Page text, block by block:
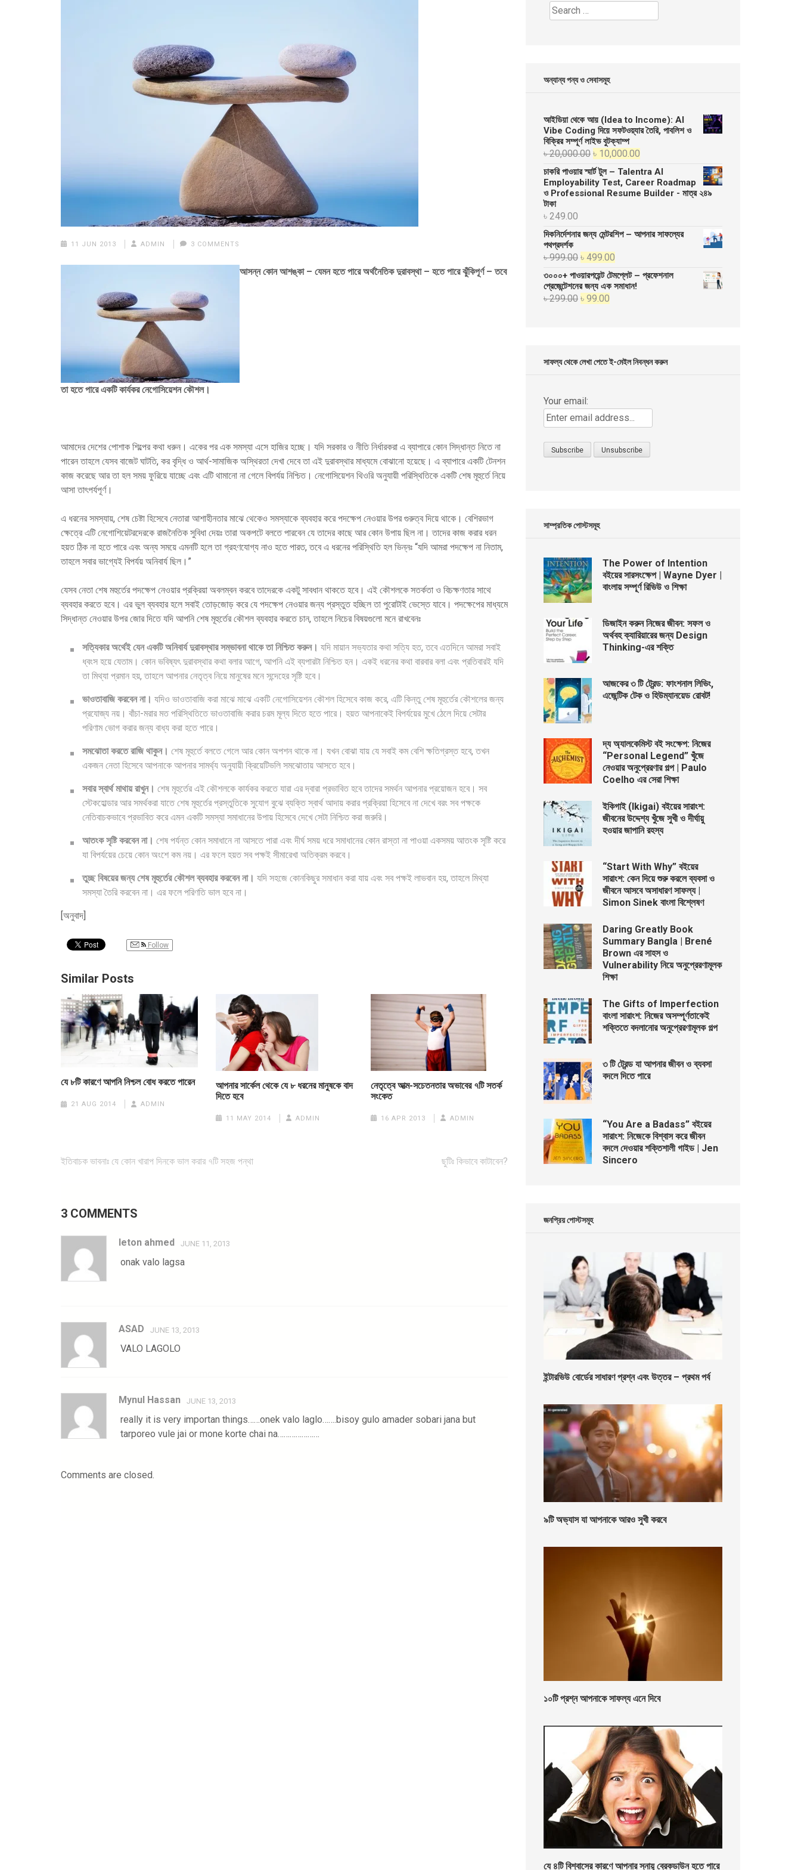
11 JUN 2013 ADMIN 3 COMMENTS
আসন্ন কোন আশঙ্কা – যেমন হতে পারে অর্থনৈতিক দুরাবস্থা – হতে পারে ঝুঁকিপূর্ণ – তবে
তা হতে পারে একটি কার্যকর নেগোসিয়েশন কৌশল।
আমাদের দেশের পোশাক শিল্পের কথা ধরুন। একের পর এক সমস্যা এসে হাজির হচ্ছে। যদি সরকার ও নীতি নির্ধারকরা এ ব্যাপারে কোন সিদ্ধান্ত নিতে না
পারেন তাহলে যেসব বাজেট ঘাটতি, কর বৃদ্ধি ও আর্থ-সামাজিক অস্থিরতা দেখা দেবে তা এই দুরাবস্থার মাধ্যমে বোঝানো হয়েছে। এ ব্যাপারে একটি টেনশন
কাজ করেছে আর তা হল সময় ফুরিয়ে যাচ্ছে এবং এটি থামানো না গেলে বিপর্যয় নিশ্চিত। নেগোসিয়েশন থিওরি অনুযায়ী পরিস্থিতিকে একটি শেষ মূহুর্তে নিয়ে
আসা তাৎপর্যপূর্ণ।
এ ধরনের সমস্যায়, শেষ চেষ্টা হিসেবে নেতারা আশাহীনতার মাঝে থেকেও সমস্যাকে ব্যবহার করে পদক্ষেপ নেওয়ার উপর গুরুত্ব দিয়ে থাকে। বেশিরভাগ
ক্ষেত্রে এটি নেগোশিয়েটরদেরকে রাজনৈতিক সুবিধা দেয়ঃ তারা অকপটে বলতে পারবেন যে তাদের কাছে আর কোন উপায় ছিল না। তাদের কাজ করার ধরন
হয়ত ঠিক না হতে পারে এবং অন্য সময়ে এমনটি হলে তা গ্রহণযোগ্য নাও হতে পারত, তবে এ ধরনের পরিস্থিতি হল ভিন্নঃ “যদি আমরা পদক্ষেপ না নিতাম,
তাহলে সবার ভাগ্যেই বিপর্যয় অনিবার্য ছিল।”
যেসব নেতা শেষ মহুর্তের পদক্ষেপ নেওয়ার প্রক্রিয়া অবলম্বন করবে তাদেরকে একটু সাবধান থাকতে হবে। এই কৌশলকে সতর্কতা ও বিচক্ষণতার সাথে
ব্যবহার করতে হবে। এর ভুল ব্যবহার হলে সবাই তোড়জোড় করে যে পদক্ষেপ নেওয়ার জন্য প্রস্তুত হচ্ছিল তা পুরোটাই ভেস্তে যাবে। পদক্ষেপের মাধ্যমে
সিদ্ধান্ত নেওয়ার উপর জোর দিতে যদি আপনি শেষ মূহুর্তের কৌশল ব্যবহার করতে চান, তাহলে নিচের বিষয়গুলো মনে রাখবেনঃ
সত্যিকার অর্থেই যেন একটি অনিবার্য দুরাবস্থার সম্ভাবনা থাকে তা নিশ্চিত করুন। যদি মায়ান সভ্যতার কথা সত্যি হত, তবে এতদিনে আমরা সবাই
ধ্বংস হয়ে যেতাম। কোন ভবিষ্যৎ দুরাবস্থার কথা বলার আগে, আপনি এই ব্যপারটা নিশ্চিত হন। একই ধরনের কথা বারবার বলা এবং প্রতিবারই যদি
তা মিথ্যা প্রমান হয়, তাহলে আপনার নেতৃত্ব নিয়ে মানুষের মনে সন্দেহের সৃষ্টি হবে।
ভাওতাবাজি করবেন না। যদিও ভাওতাবাজি করা মাঝে মাঝে একটি নেগোসিয়েশন কৌশল হিসেবে কাজ করে, এটি কিন্তু শেষ মূহুর্তের কৌশলের জন্য
প্রযোজ্য নয়। বাঁচা-মরার মত পরিস্থিতিতে ভাওতাবাজি করার চরম মূল্য দিতে হতে পারে। হয়ত আপনাকেই বিপর্যয়ের মুখে ঠেলে দিয়ে সেটার
পরিণাম ভোগ করার জন্য বাধ্য করা হতে পারে।
সমঝোতা করতে রাজি থাকুন। শেষ মূহুর্তে বলতে গেলে আর কোন অপশন থাকে না। যখন বোঝা যায় যে সবাই কম বেশি ক্ষতিগ্রস্ত হবে, তখন
একজন নেতা হিসেবে আপনাকে আপনার সামর্থ্য অনুযায়ী ক্রিয়েটিভলি সমঝোতায় আসতে হবে।
সবার স্বার্থ মাথায় রাখুন। শেষ মূহুর্তের এই কৌশলকে কার্যকর করতে যারা এর দ্বারা প্রভাবিত হবে তাদের সমর্থন আপনার প্রয়োজন হবে। সব
স্টেকহোল্ডার আর সমর্থকরা যাতে শেষ মূহুর্তের প্রস্তুতিকে সুযোগ বুঝে ব্যক্তি স্বার্থ আদায় করার প্রক্রিয়া হিসেবে না দেখে বরং সব পক্ষকে
নেতিবাচকভাবে প্রভাবিত করে এমন একটি সমস্যা সমাধানের উপায় হিসেবে দেখে সেটা নিশ্চিত করা জরুরি।
আতংক সৃষ্টি করবেন না। শেষ পর্যন্ত কোন সমাধানে না আসতে পারা এবং দীর্ঘ সময় ধরে সমাধানের কোন রাস্তা না পাওয়া একসময় আতংক সৃষ্টি করে
যা বিপর্যয়ের চেয়ে কোন অংশে কম নয়। এর ফলে হয়ত সব পক্ষই সীমারেখা অতিক্রম করবে।
তুচ্ছ বিষয়ের জন্য শেষ মূহুর্তের কৌশল ব্যবহার করবেন না। যদি সহজে কোনকিছুর সমাধান করা যায় এবং সব পক্ষই লাভবান হয়, তাহলে মিথ্যা
সমস্যা তৈরি করবেন না। এর ফলে পরিণতি ভাল হবে না।
[অনুবাদ]
Follow
Similar Posts
যে ৮টি কারণে আপনি নিশ্চল বোধ করতে পারেন
21 AUG 2014 ADMIN
আপনার সার্কেল থেকে যে ৮ ধরনের মানুষকে বাদ
দিতে হবে
11 MAY 2014 ADMIN
নেতৃত্বে আত্ম-সচেতনতার অভাবের ৭টি সতর্ক
সংকেত
16 APR 2013 ADMIN
Post
ইতিবাচক ভাবনাঃ যে কোন খারাপ দিনকে ভাল করার ৭টি সহজ পন্থা ছুটিঃ কিভাবে কাটাবেন?
3 COMMENTS
leton ahmed JUNE 11, 2013
onak valo lagsa
ASAD JUNE 13, 2013
VALO LAGOLO
Mynul Hassan JUNE 13, 2013
really it is very importan things……onek valo laglo…….bisoy gulo amader sobari jana but
tarporeo vule jai or mone korte chai na…………………
Comments are closed.
Search
for:
অন্যান্য পন্য ও সেবাসমূহ
আইডিয়া থেকে আয় (Idea to Income): AI
Vibe Coding দিয়ে সফটওয়্যার তৈরি, পাবলিশ ও
বিক্রির সম্পূর্ণ লাইভ বুটক্যাম্প
৳20,000.00 Original
price
was:
৳ 20,000.00.
৳ 10,000.00
price
is:
৳ 10,000.00.
চাকরি পাওয়ার স্মার্ট টুল – Talentra AI
Employability Test, Career Roadmap
ও Professional Resume Builder - মাত্র ২৪৯
টাকা
৳249.00
দিকনির্দেশনার জন্য মেন্টরশিপ – আপনার সাফল্যের
পথপ্রদর্শক
৳999.00 Original
price
was:
৳ 999.00.
৳499.00
price
is:
৩০০০+ পাওয়ারপয়েন্ট টেমপ্লেট – প্রফেশনাল
প্রেজেন্টেশনের জন্য এক সমাধান!
৳299.00 Original
৳99.00
সাফল্য থেকে লেখা পেতে ই-মেইল নিবন্ধন করুন
Your email:
সাম্প্রতিক পোস্টসমূহ
The Power of Intention
বইয়ের সারসংক্ষেপ | Wayne Dyer |
বাংলায় সম্পূর্ণ রিভিউ ও শিক্ষা
ডিজাইন করুন নিজের জীবন: সফল ও
অর্থবহ ক্যারিয়ারের জন্য Design
Thinking-এর শক্তি
আজকের ৩ টি ট্রেন্ড: ফাংশনাল লিভিং,
এজেন্টিক টেক ও হিউম্যানয়েড রোবট!
দ্য অ্যালকেমিস্ট বই সংক্ষেপ: নিজের
“Personal Legend” খুঁজে
নেওয়ার অনুপ্রেরণার গল্প | Paulo
Coelho এর সেরা শিক্ষা
ইকিগাই (Ikigai) বইয়ের সারাংশ:
জীবনের উদ্দেশ্য খুঁজে সুখী ও দীর্ঘায়ু
হওয়ার জাপানি রহস্য
“Start With Why” বইয়ের
সারাংশ: কেন দিয়ে শুরু করলে ব্যবসা ও
জীবনে আসবে অসাধারণ সাফল্য |
Simon Sinek বাংলা বিশ্লেষণ
Daring Greatly Book
Summary Bangla | Brené
Brown এর সাহস ও
Vulnerability নিয়ে অনুপ্রেরণামূলক
শিক্ষা
The Gifts of Imperfection
বাংলা সারাংশ: নিজের অসম্পূর্ণতাকেই
শক্তিতে বদলানোর অনুপ্রেরণামূলক গল্প
৩ টি ট্রেন্ড যা আপনার জীবন ও ব্যবসা
বদলে দিতে পারে
“You Are a Badass” বইয়ের
সারাংশ: নিজেকে বিশ্বাস করে জীবন
বদলে দেওয়ার শক্তিশালী গাইড | Jen
Sincero
জনপ্রিয় পোস্টসমূহ
ইন্টারভিউ বোর্ডের সাধারণ প্রশ্ন এবং উত্তর – প্রথম পর্ব
৯টি অভ্যাস যা আপনাকে আরও সুখী করবে
১০টি প্রশ্ন আপনাকে সাফল্য এনে দিবে
যে ৪টি বিশ্বাসের কারণে আপনার স্নায়ু ব্রেকডাউন হতে পারে